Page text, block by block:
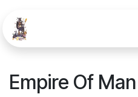
Empire Of Man